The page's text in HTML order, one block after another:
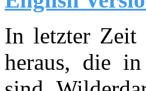
In letzter Zeit
heraus, die in